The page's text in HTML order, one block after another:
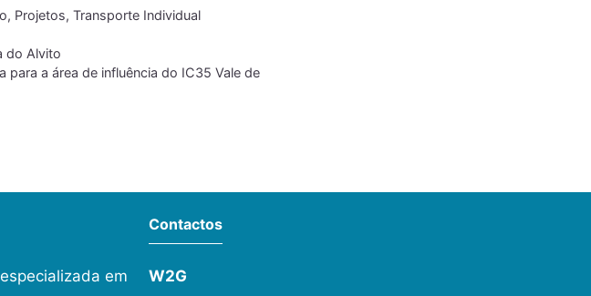
, Projetos,Transporte Individual
do Alvito
para a área de influência do IC35 Vale de
em
Contactos
W2G